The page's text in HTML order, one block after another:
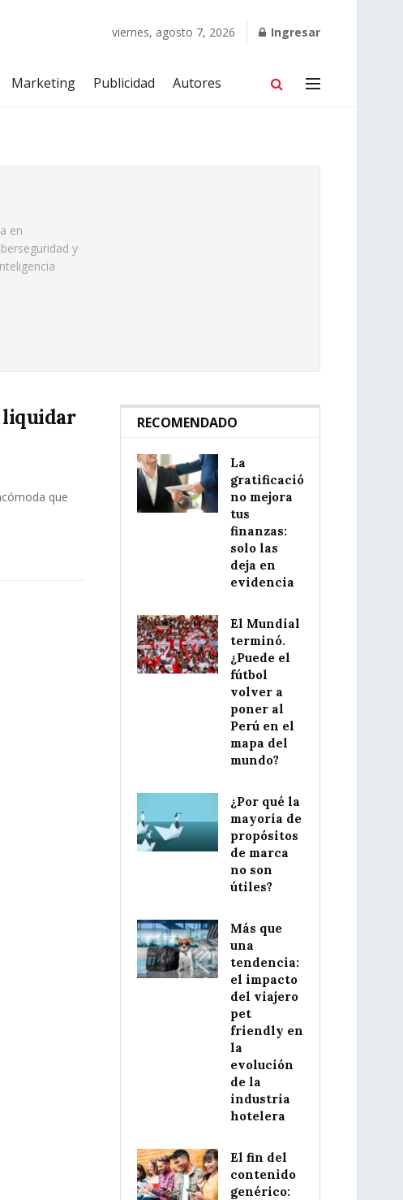
viernes, agosto 7, 2026 Ingresar
Marketing Publicidad Autores
en
y
liquidar
que
RECOMENDADO
La
gratificación
no mejora
tus
finanzas:
solo las
deja en
evidencia
El Mundial
terminó.
¿Puede el
fútbol
volver a
poner al
Perú en el
mapa del
mundo?
¿Por qué la
mayoría de
propósitos
de marca
no son
útiles?
Más que
una
tendencia:
el impacto
del viajero
pet
friendly en
la
evolución
de la
industria
hotelera
El fin del
contenido
genérico: